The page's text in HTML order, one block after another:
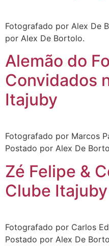
Fotografado por Alex De
por Alex De Bortolo.
Alemão do
Convidados
Itajuby
Fotografado por Marcos
Postado por Alex De
Zé Felipe &
Clube
Fotografado por Carlos
Postado por Alex De